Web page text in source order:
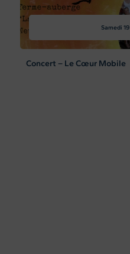
Samedi 19
Concert – Le Cœur Mobile